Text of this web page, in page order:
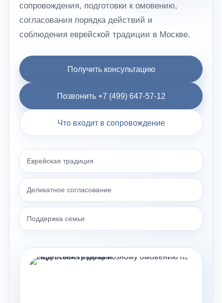
сопровождения, подготовки к омовению,
согласования порядка действий и
соблюдения еврейской традиции в Москве.
Получить консультацию
Позвонить +7 (499) 647-57-12
Что входит в сопровождение
Еврейская традиция
Деликатное согласование
Поддержка семьи